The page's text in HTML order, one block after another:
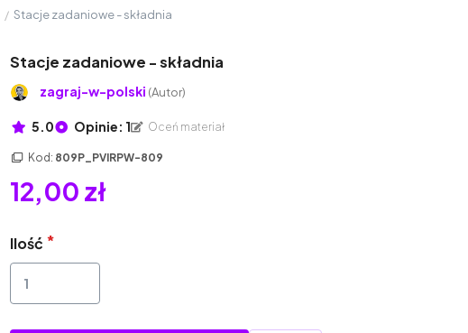
/ Stacje zadaniowe - składnia
Stacje zadaniowe - składnia
zagraj-w-polski (Autor)
5.0 Opinie: 1 Oceń materiał
Kod: 809P_PVIRPW-809
12,00 zł
Ilość